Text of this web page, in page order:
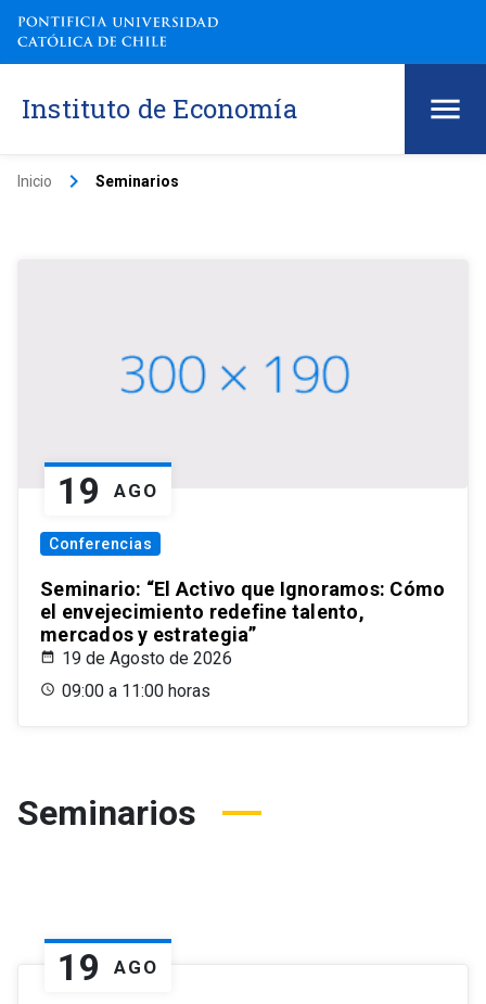
Instituto de Economía
Inicio keyboard_arrow_right Seminarios
19 AGO
Conferencias
Seminario: “El Activo que Ignoramos: Cómo
el envejecimiento redefine talento,
mercados y estrategia”
19 de Agosto de 2026
09:00 a 11:00 horas
Seminarios
19 AGO